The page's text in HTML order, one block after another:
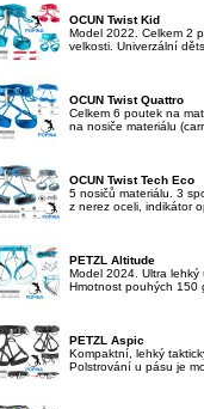
OCUN Twist Kid
Model 2022. Celkem 2
velkosti. Univerzální
OCUN Twist Quattro
Celkem 6 poutek na
na nosiče materiálu
OCUN Twist Tech Eco
5 nosičů materiálu. 3
z nerez oceli, indikátor
PETZL Altitude
Model 2024. Ultra lehký
Hmotnost pouhých 150
PETZL Aspic
Kompaktní, lehký
Polstrování u pásu je